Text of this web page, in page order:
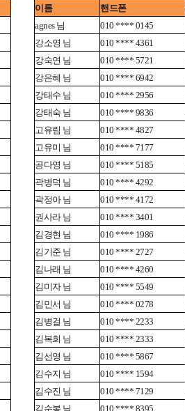
이름 핸드폰
agnes 님 010 **** 0145
강소영 님 010 **** 4361
강숙연 님 010 **** 5721
강은혜 님 010 **** 6942
강태수 님 010 **** 2956
강태숙 님 010 **** 9836
고유림 님 010 **** 4827
고유미 님 010 **** 7177
공다영 님 010 **** 5185
곽병덕 님 010 **** 4292
곽정아 님 010 **** 4172
권사라 님 010 **** 3401
김경현 님 010 **** 1986
김기준 님 010 **** 2727
김나래 님 010 **** 4260
김미자 님 010 **** 5549
김민서 님 010 **** 0278
김병걸 님 010 **** 2233
김복희 님 010 **** 2333
김선영 님 010 **** 5867
김수지 님 010 **** 1594
김수진 님 010 **** 7129
김순봉 님 010 **** 8395